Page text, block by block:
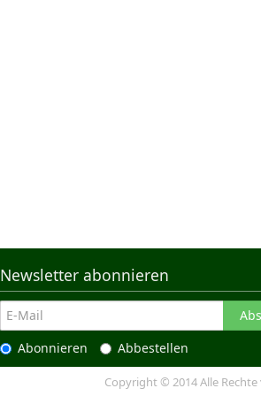
Newsletter abonnieren
Abonnieren
Abbestellen
Copyright © 2014 Alle